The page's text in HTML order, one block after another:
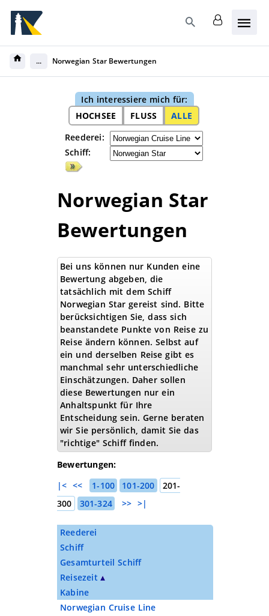
... Norwegian Star Bewertungen
Ich interessiere mich für:
HOCHSEE
FLUSS
ALLE
Reederei:
Schiff:
Norwegian Star
Bewertungen
Bei uns können nur Kunden eine
Bewertung abgeben, die
tatsächlich mit dem Schiff
Norwegian Star gereist sind. Bitte
berücksichtigen Sie, dass sich
beanstandete Punkte von Reise zu
Reise ändern können. Selbst auf
ein und derselben Reise gibt es
manchmal sehr unterschiedliche
Einschätzungen. Daher sollen
diese Bewertungen nur ein
Anhaltspunkt für Ihre
Entscheidung sein. Gerne beraten
wir Sie persönlich, damit Sie das
"richtige" Schiff finden.
Bewertungen:
|< << 1-100 101-200
201-
300
301-324 >> >|
Reederei
Schiff
Gesamturteil Schiff
Reisezeit
Kabine
Norwegian Cruise Line